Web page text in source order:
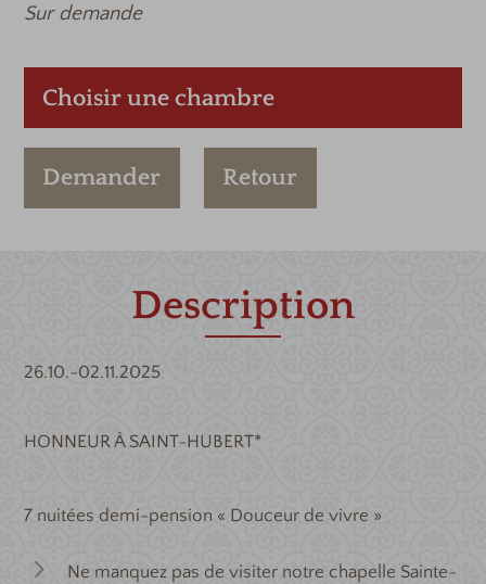
Sur demande
Choisir une chambre
Demander Retour
Description
26.10.-02.11.2025
HONNEUR À SAINT-HUBERT*
7 nuitées demi-pension « Douceur de vivre »
Ne manquez pas de visiter notre chapelle Sainte-